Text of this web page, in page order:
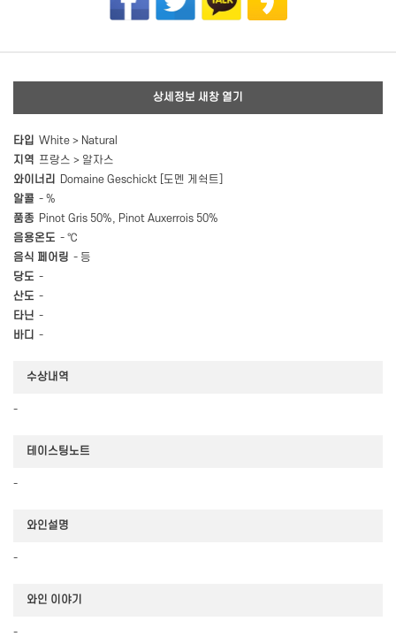
상세정보 새창 열기
타입 White > Natural
지역 프랑스 > 알자스
와이너리
Domaine Geschickt [도멘 게쉭트]
알콜 - %
품종 Pinot Gris 50%, Pinot Auxerrois 50%
음용온도 - ℃
음식 페어링 - 등
당도 -
산도 -
타닌 -
바디 -
수상내역
-
테이스팅노트
-
와인설명
-
와인 이야기
-